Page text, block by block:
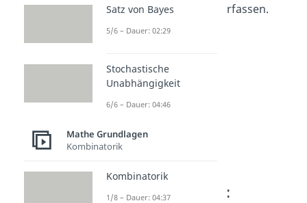
mehrerer Merkmale zu erfassen.
Variante
Häufigkeitstabelle:
Satz von Bayes
5/6 – Dauer: 02:29
Stochastische
Unabhängigkeit
6/6 – Dauer: 04:46
Mathe Grundlagen
Kombinatorik
Kombinatorik
1/8 – Dauer: 04:37